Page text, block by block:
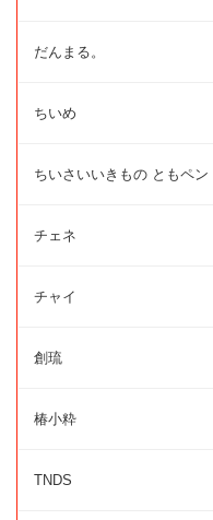
だんまる。
ちいめ
ちいさいいきもの ともペン
チェネ
チャイ
創琉
椿小粋
TNDS